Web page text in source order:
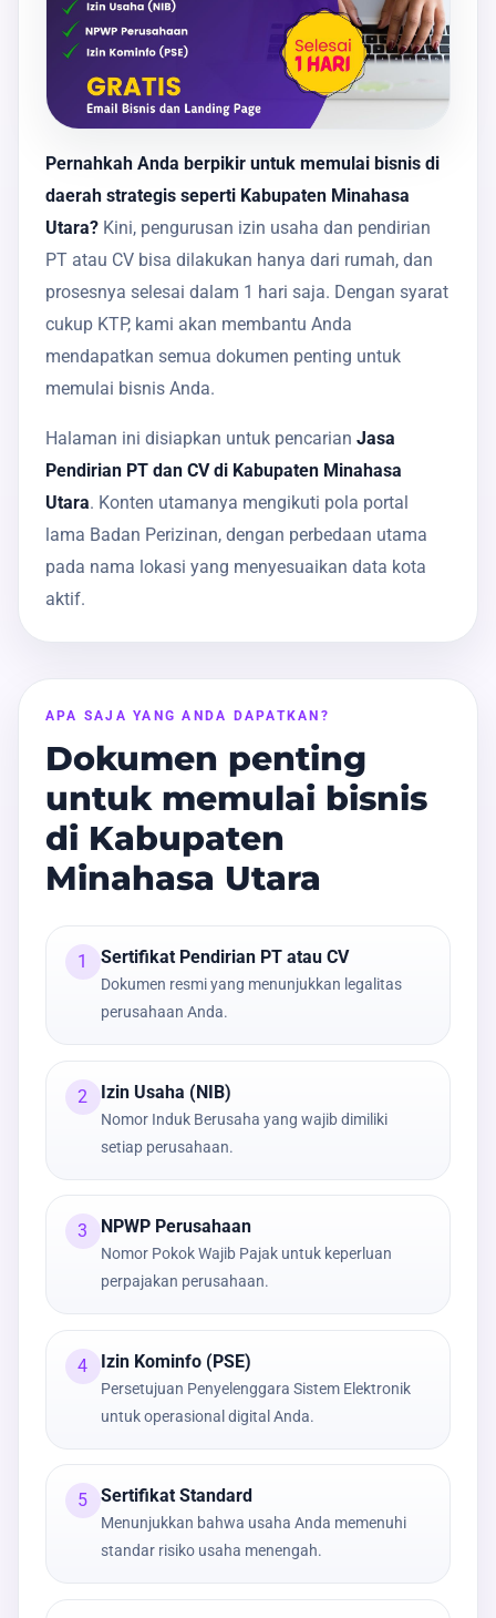
Pernahkah Anda berpikir untuk memulai bisnis di
daerah strategis seperti Kabupaten Minahasa
Utara? Kini, pengurusan izin usaha dan pendirian
PT atau CV bisa dilakukan hanya dari rumah, dan
prosesnya selesai dalam 1 hari saja. Dengan syarat
cukup KTP, kami akan membantu Anda
mendapatkan semua dokumen penting untuk
memulai bisnis Anda.
Halaman ini disiapkan untuk pencarian Jasa
Pendirian PT dan CV di Kabupaten Minahasa
Utara. Konten utamanya mengikuti pola portal
lama Badan Perizinan, dengan perbedaan utama
pada nama lokasi yang menyesuaikan data kota
aktif.
APA SAJA YANG ANDA DAPATKAN?
Dokumen penting
untuk memulai bisnis
di Kabupaten
Minahasa Utara
1 Sertifikat Pendirian PT atau CV
Dokumen resmi yang menunjukkan legalitas
perusahaan Anda.
2 Izin Usaha (NIB)
Nomor Induk Berusaha yang wajib dimiliki
setiap perusahaan.
3 NPWP Perusahaan
Nomor Pokok Wajib Pajak untuk keperluan
perpajakan perusahaan.
4 Izin Kominfo (PSE)
Persetujuan Penyelenggara Sistem Elektronik
untuk operasional digital Anda.
5 Sertifikat Standard
Menunjukkan bahwa usaha Anda memenuhi
standar risiko usaha menengah.